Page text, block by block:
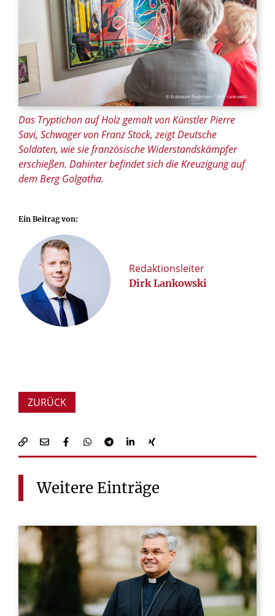
© Erzbistum Paderborn / Dirk Lankowski
Das Tryptichon auf Holz gemalt von Künstler Pierre
Savi, Schwager von Franz Stock, zeigt Deutsche
Soldaten, wie sie französische Widerstandskämpfer
erschießen. Dahinter befindet sich die Kreuzigung auf
dem Berg Golgatha.
Ein Beitrag von:
Redaktionsleiter
Dirk Lankowski
ZURÜCK
Weitere Einträge